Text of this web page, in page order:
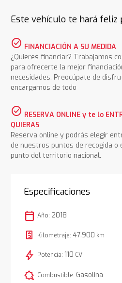
Este vehículo te hará feliz
check_circle FINANCIACIÓN A SU MEDIDA
¿Quieres financiar? Trabajamos
para ofrecerte la mejor
necesidades. Preocúpate de
encargamos de todo
check_circle RESERVA ONLINE y te lo
QUIERAS
Reserva online y podrás elegir
de nuestros puntos de recogida o
punto del territorio nacional.
Especificaciones
calendar_today Año: 2018
Kilometraje: 47.900 km
bolt Potencia: 110 CV
comic_bubble Combustible: Gasolina